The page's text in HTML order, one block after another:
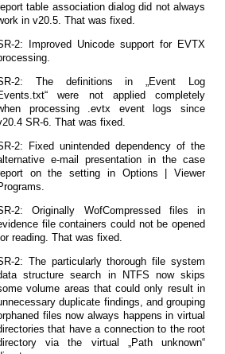
table association dialog did not always
in v20.5. That was fixed.
2: Improved Unicode support for EVTX
2: The definitions in „Event Log
were not applied completely
processing .evtx event logs since
SR-6. That was fixed.
2: Fixed unintended dependency of the
e-mail presentation in the case
on the setting in Options | Viewer
2: Originally WofCompressed files in
file containers could not be opened
reading. That was fixed.
2: The particularly thorough file system
structure search in NTFS now skips
volume areas that could only result in
duplicate findings, and grouping
files now always happens in virtual
that have a connection to the root
via the virtual „Path unknown“